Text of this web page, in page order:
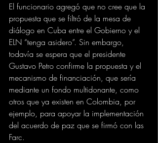
El funcionario agregó que no cree que la
propuesta que se filtró de la mesa de
diálogo en Cuba entre el Gobierno y el
ELN “tenga asidero”. Sin embargo,
todavía se espera que el presidente
Gustavo Petro confirme la propuesta y el
mecanismo de financiación, que sería
mediante un fondo multidonante, como
otros que ya existen en Colombia, por
ejemplo, para apoyar la implementación
del acuerdo de paz que se firmó con las
Farc.